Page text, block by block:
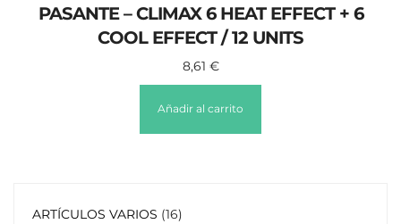
PASANTE – CLIMAX 6 HEAT EFFECT + 6
COOL EFFECT / 12 UNITS
8,61 €
Añadir al carrito
ARTÍCULOS VARIOS 16